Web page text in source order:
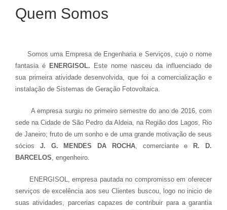
Quem Somos
Somos uma Empresa de Engenharia e Serviços, cujo o nome
fantasia é ENERGISOL. Este nome nasceu da influenciado de
sua primeira atividade desenvolvida, que foi a comercialização e
instalação de Sistemas de Geração Fotovoltaica.
A empresa surgiu no primeiro semestre do ano de 2016, com
sede na Cidade de São Pedro da Aldeia, na Região dos Lagos, Rio
de Janeiro; fruto de um sonho e de uma grande motivação de seus
sócios J. G. MENDES DA ROCHA, comerciante e
R. D.
BARCELOS, engenheiro.
ENERGISOL, empresa pautada no compromisso em oferecer
serviços de excelência aos seu Clientes buscou, logo no inicio de
suas atividades, parcerias capazes de contribuir para a garantia